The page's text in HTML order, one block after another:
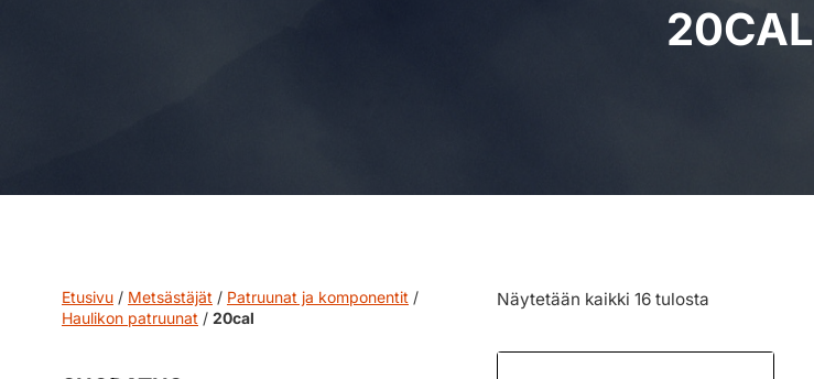
20CAL
Näytetään kaikki 16 tulosta
Etusivu / Metsästäjät / Patruunat ja komponentit /
Haulikon patruunat / 20cal